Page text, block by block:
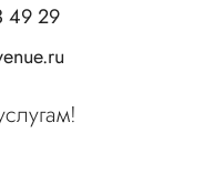
49 29